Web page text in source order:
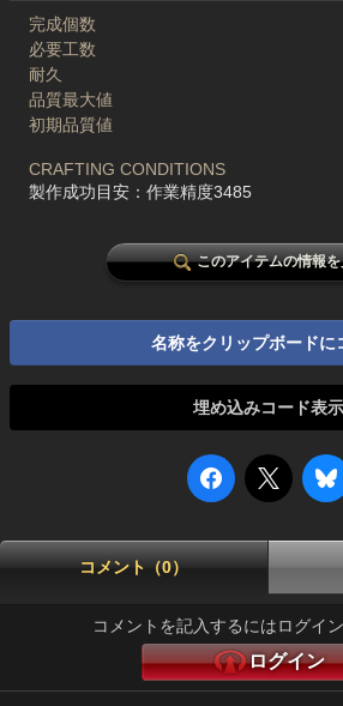
完成個数
必要工数
耐久
品質最大値
初期品質値
CRAFTING CONDITIONS
製作成功目安：作業精度3485
このアイテムの情報
名称をクリップボードに
埋め込みコード表示
コメント（0）
コメントを記入するにはログイン
ログイン